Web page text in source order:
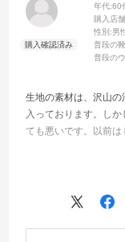
年代:60
購入店
性別:男
普段の
普段の
生地の素材は、沢山
入っております。し
ても悪いです。以前
ろが、今回購入のゲ
ラでは困ります。試
こで、購入前の試着
入してください。